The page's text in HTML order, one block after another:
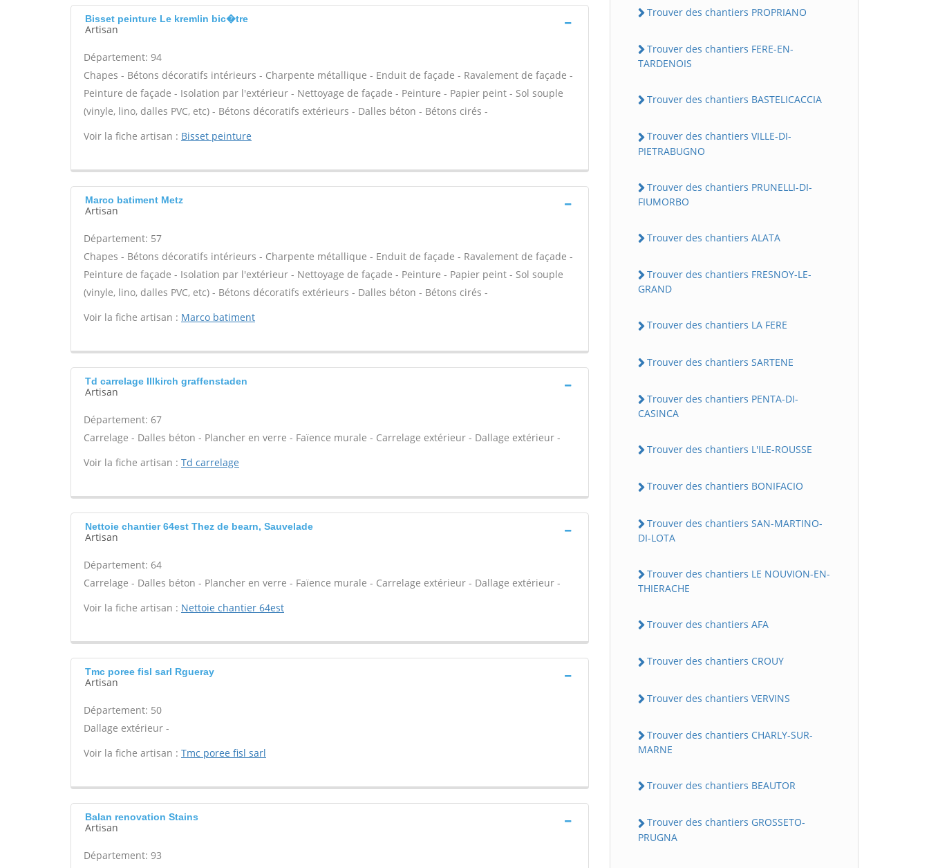
Bisset peinture Le kremlin bic�tre
Artisan
Département: 94
Chapes - Bétons décoratifs intérieurs - Charpente métallique - Enduit de façade - Ravalement de façade -
Peinture de façade - Isolation par l'extérieur - Nettoyage de façade - Peinture - Papier peint - Sol souple
(vinyle, lino, dalles PVC, etc) - Bétons décoratifs extérieurs - Dalles béton - Bétons cirés -
Voir la fiche artisan : Bisset peinture
Marco batiment Metz
Artisan
Département: 57
Chapes - Bétons décoratifs intérieurs - Charpente métallique - Enduit de façade - Ravalement de façade -
Peinture de façade - Isolation par l'extérieur - Nettoyage de façade - Peinture - Papier peint - Sol souple
(vinyle, lino, dalles PVC, etc) - Bétons décoratifs extérieurs - Dalles béton - Bétons cirés -
Voir la fiche artisan : Marco batiment
Td carrelage Illkirch graffenstaden
Artisan
Département: 67
Carrelage - Dalles béton - Plancher en verre - Faïence murale - Carrelage extérieur - Dallage extérieur -
Voir la fiche artisan : Td carrelage
Nettoie chantier 64est Thez de bearn, Sauvelade
Artisan
Département: 64
Carrelage - Dalles béton - Plancher en verre - Faïence murale - Carrelage extérieur - Dallage extérieur -
Voir la fiche artisan : Nettoie chantier 64est
Tmc poree fisl sarl Rgueray
Artisan
Département: 50
Dallage extérieur -
Voir la fiche artisan : Tmc poree fisl sarl
Balan renovation Stains
Artisan
Département: 93
Trouver des chantiers PROPRIANO
Trouver des chantiers FERE-EN-
TARDENOIS
Trouver des chantiers BASTELICACCIA
Trouver des chantiers VILLE-DI-
PIETRABUGNO
Trouver des chantiers PRUNELLI-DI-
FIUMORBO
Trouver des chantiers ALATA
Trouver des chantiers FRESNOY-LE-
GRAND
Trouver des chantiers LA FERE
Trouver des chantiers SARTENE
Trouver des chantiers PENTA-DI-
CASINCA
Trouver des chantiers L'ILE-ROUSSE
Trouver des chantiers BONIFACIO
Trouver des chantiers SAN-MARTINO-
DI-LOTA
Trouver des chantiers LE NOUVION-EN-
THIERACHE
Trouver des chantiers AFA
Trouver des chantiers CROUY
Trouver des chantiers VERVINS
Trouver des chantiers CHARLY-SUR-
MARNE
Trouver des chantiers BEAUTOR
Trouver des chantiers GROSSETO-
PRUGNA